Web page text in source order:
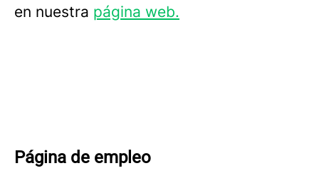
en nuestra página web.
Página de empleo